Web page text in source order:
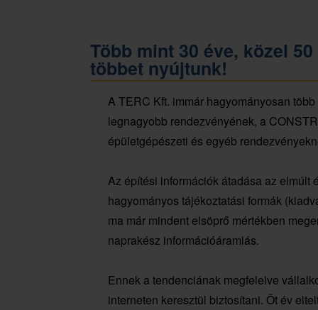
Több mint 30 éve, közel
többet nyújtunk!
A TERC Kft. immár hagyományosan
legnagyobb rendezvényének, a
épületgépészeti és egyéb
Az építési információk átadása az elmúlt
hagyományos tájékoztatási formák
ma már mindent elsöprő mértékben
naprakész információáramlás.
Ennek a tendenciának megfelelve
interneten keresztül biztosítani. Öt év